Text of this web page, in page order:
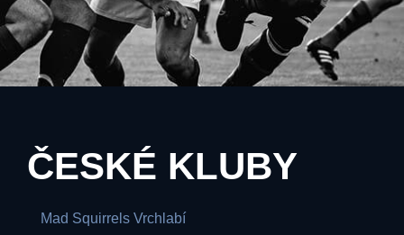
ČESKÉ KLUBY
Mad Squirrels Vrchlabí